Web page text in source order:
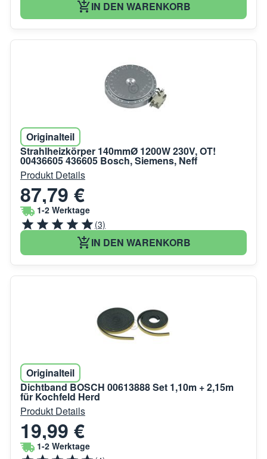
IN DEN WARENKORB
Originalteil
Strahlheizkörper 140mmØ 1200W 230V, OT!
00436605 436605 Bosch, Siemens, Neff
Produkt Details
87,79 €
1-2 Werktage
(3)
IN DEN WARENKORB
Originalteil
Dichtband BOSCH 00613888 Set 1,10m + 2,15m
für Kochfeld Herd
Produkt Details
19,99 €
1-2 Werktage